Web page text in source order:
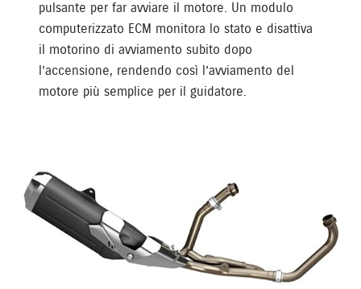
pulsante per far avviare il motore. Un modulo
computerizzato ECM monitora lo stato e disattiva
il motorino di avviamento subito dopo
l’accensione, rendendo così l’avviamento del
motore più semplice per il guidatore.